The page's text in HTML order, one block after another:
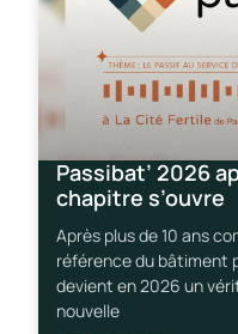
Passibat’ 2026
chapitre s’ouvre
Après plus de 10 ans
référence du bâtiment
devient en 2026 un
nouvelle